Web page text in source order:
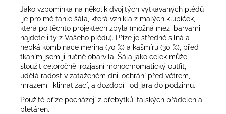
Jako vzpomínka na několik dvojitých vytkávaných plédů
je pro mě tahle šála, která vznikla z malých klubíček,
která po těchto projektech zbyla (možná mezi barvami
najdete i ty z Vašeho plédu). Příze je středně silná a
hebká kombinace merina (70 %) a kašmíru (30 %), před
tkaním jsem ji ručně obarvila. Šála jako celek může
sloužit celoročně, rozjasní monochromatický outfit,
udělá radost v zataženém dni, ochrání před větrem,
mrazem i klimatizací, a dozdobí i od jara do podzimu.
Použité příze pocházejí z přebytků italských přádelen a
pletáren.